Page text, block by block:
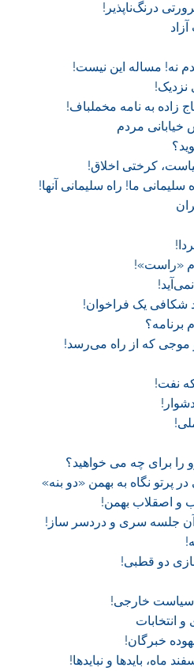
درنگ‌ناپذیر!
نه! مساله این نیست!
نزدیک!
زاده به نامه مخملباف!
مردم
کرختی اخلاق!
ما! راه سلیمانی آنها!
«راست»!
شکافی یک فراخوان!
برنامه؟
موجی که از راه می‌رسد!
نفت!
را برای چه می خواهید؟
پرتو نگاه به بهمن «دو بنه»
و اصقلاب بهمن!
آن جلسه سری و دردسر ساز!
دو قطبی!
سیاست خارجی!
انتخابات
خبرگان!
ماه، بایدها و نبایدها!